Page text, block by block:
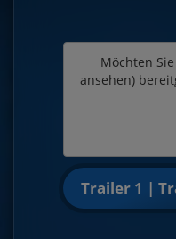
Möchten
ansehen)
Trailer 1 |